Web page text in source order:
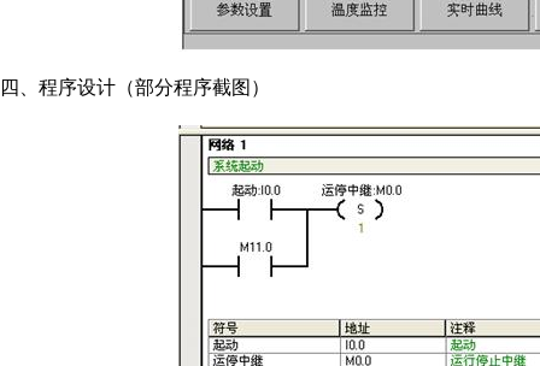
四、程序设计（部分程序截图）